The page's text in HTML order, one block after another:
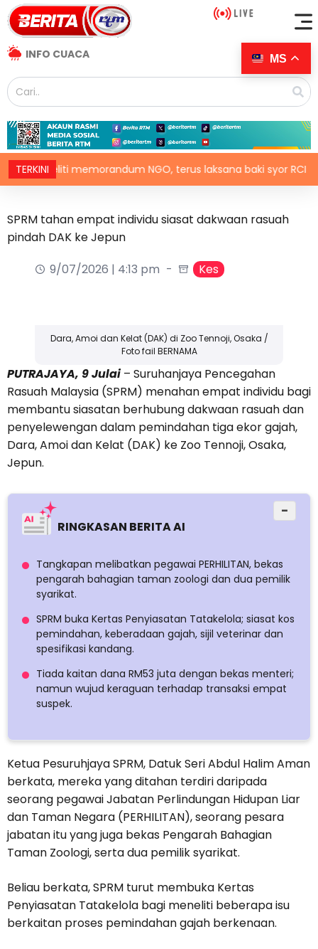
INFO CUACA
TERKINI
teliti memorandum NGO, terus laksana baki syor RCI
SPRM tahan empat individu siasat dakwaan rasuah
pindah DAK ke Jepun
9/07/2026 | 4:13 pm
Kes
Dara, Amoi dan Kelat (DAK) di Zoo Tennoji, Osaka /
Foto fail BERNAMA
PUTRAJAYA, 9 Julai– Suruhanjaya Pencegahan
Rasuah Malaysia (SPRM) menahan empat individu bagi
membantu siasatan berhubung dakwaan rasuah dan
penyelewengan dalam pemindahan tiga ekor gajah,
Dara, Amoi dan Kelat (DAK) ke Zoo Tennoji, Osaka,
Jepun.
RINGKASAN BERITA AI
−
Tangkapan melibatkan pegawai PERHILITAN, bekas
pengarah bahagian taman zoologi dan dua pemilik
syarikat.
SPRM buka Kertas Penyiasatan Tatakelola; siasat kos
pemindahan, keberadaan gajah, sijil veterinar dan
spesifikasi kandang.
Tiada kaitan dana RM53 juta dengan bekas menteri;
namun wujud keraguan terhadap transaksi empat
suspek.
Ketua Pesuruhjaya SPRM, Datuk Seri Abdul Halim Aman
berkata, mereka yang ditahan terdiri daripada
seorang pegawai Jabatan Perlindungan Hidupan Liar
dan Taman Negara (PERHILITAN), seorang pesara
jabatan itu yang juga bekas Pengarah Bahagian
Taman Zoologi, serta dua pemilik syarikat.
Beliau berkata, SPRM turut membuka Kertas
Penyiasatan Tatakelola bagi meneliti beberapa isu
berkaitan proses pemindahan gajah berkenaan.
MS